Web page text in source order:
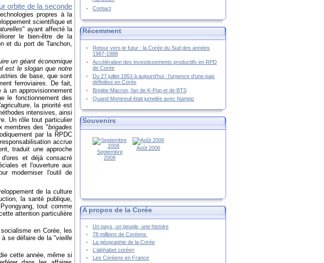
orbite de la seconde
propres à la
scientifique et
" ayant affecté la
le bien-être de la
et du port de Tanchon,
un géant économique
est le slogan que notre
de base, que sont
ferroviaires. De fait,
un approvisionnement
le fonctionnement des
la priorité est
intensives, ainsi
Un rôle tout particulier
membres des "brigades
par la RPDC
accrue
traduit une approche
et déjà consacré
et l'ouverture aux
moderniser l'outil de
de la culture
la santé publique,
tout comme
attention particulière
en Corée, les
se défaire de la "vieille
cette année, même si
Contact
Récemment
Retour vers le futur : la Corée du Sud des années
1987-1988
Accélération des investissements productifs en RPD
de Corée
Du 27 juillet 1953 à aujourd’hui : l’urgence d’une paix
définitive en Corée
Brigitte Macron, fan de K-Pop et de BTS
Quand Montreuil était jumelée avec Nampo
Souvenirs
Septembre
2008
Août 2006
A propos de la Corée
Un pays, un peuple, une histoire
78 millions de Coréens
La géographie de la Corée
L'alphabet coréen
Les Coréens en France